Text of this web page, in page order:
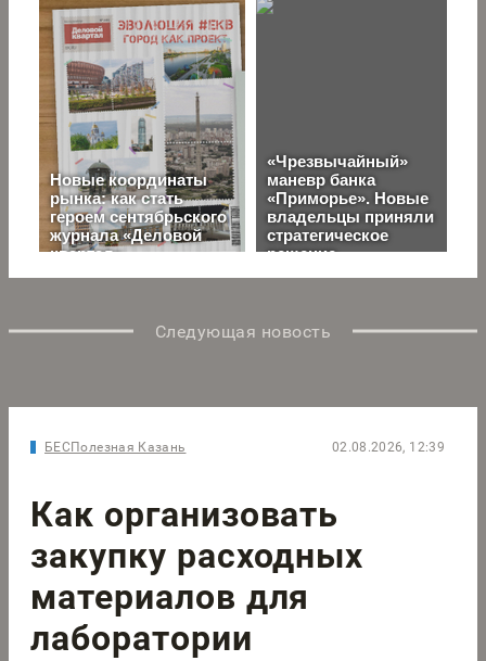
Следующая новость
БЕСПолезная Казань 02.08.2026, 12:39
Как организовать
закупку расходных
материалов для
лаборатории